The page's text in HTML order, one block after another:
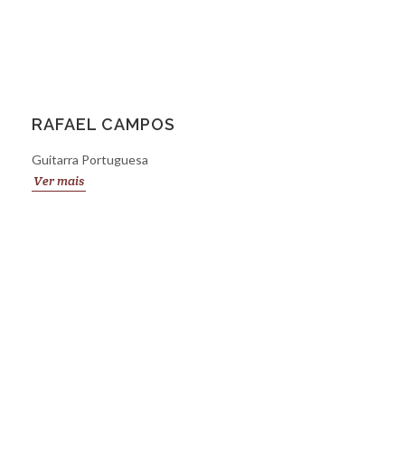
RAFAEL CAMPOS
Guitarra Portuguesa
Ver mais